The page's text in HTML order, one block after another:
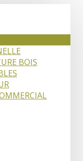
BOIS